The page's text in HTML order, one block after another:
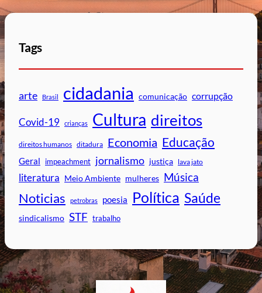
Tags
arte Brasil cidadania comunicação corrupção
Covid-19 crianças Cultura direitos
direitos humanos ditadura Economia Educação
Geral impeachment jornalismo justiça lava jato
literatura Meio Ambiente mulheres Música
Noticias petrobras poesia Política Saúde
sindicalismo STF trabalho